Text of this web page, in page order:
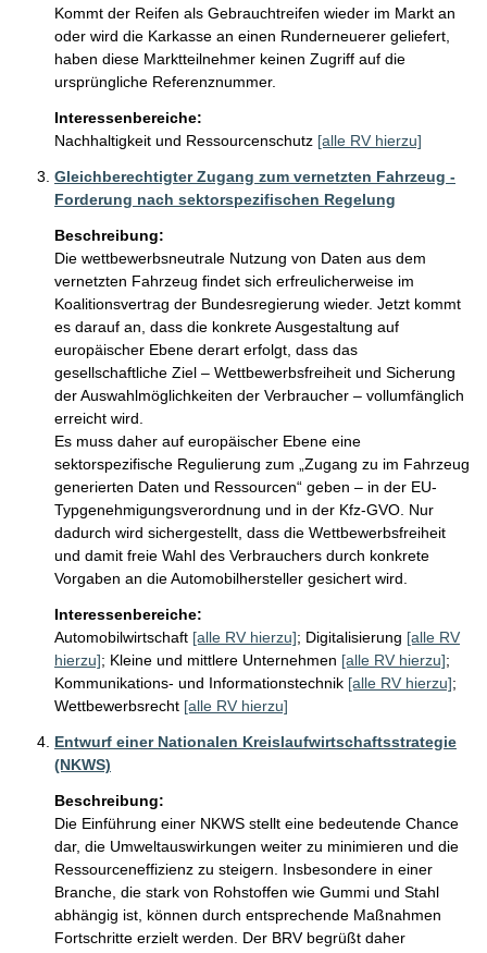
Kommt der Reifen als Gebrauchtreifen wieder im Markt an
oder wird die Karkasse an einen Runderneuerer geliefert,
haben diese Marktteilnehmer keinen Zugriff auf die
ursprüngliche Referenznummer.
Interessenbereiche:
Nachhaltigkeit und Ressourcenschutz [alle RV hierzu]
Gleichberechtigter Zugang zum vernetzten Fahrzeug -
Forderung nach sektorspezifischen Regelung
Beschreibung:
Die wettbewerbsneutrale Nutzung von Daten aus dem
vernetzten Fahrzeug findet sich erfreulicherweise im
Koalitionsvertrag der Bundesregierung wieder. Jetzt kommt
es darauf an, dass die konkrete Ausgestaltung auf
europäischer Ebene derart erfolgt, dass das
gesellschaftliche Ziel – Wettbewerbsfreiheit und Sicherung
der Auswahlmöglichkeiten der Verbraucher – vollumfänglich
erreicht wird.
Es muss daher auf europäischer Ebene eine
sektorspezifische Regulierung zum „Zugang zu im Fahrzeug
generierten Daten und Ressourcen“ geben – in der EU-
Typgenehmigungsverordnung und in der Kfz-GVO. Nur
dadurch wird sichergestellt, dass die Wettbewerbsfreiheit
und damit freie Wahl des Verbrauchers durch konkrete
Vorgaben an die Automobilhersteller gesichert wird.
Interessenbereiche:
Automobilwirtschaft [alle RV hierzu]; Digitalisierung [alle RV
hierzu]; Kleine und mittlere Unternehmen [alle RV hierzu];
Kommunikations- und Informationstechnik [alle RV hierzu];
Wettbewerbsrecht [alle RV hierzu]
Entwurf einer Nationalen Kreislaufwirtschaftsstrategie
(NKWS)
Beschreibung:
Die Einführung einer NKWS stellt eine bedeutende Chance
dar, die Umweltauswirkungen weiter zu minimieren und die
Ressourceneffizienz zu steigern. Insbesondere in einer
Branche, die stark von Rohstoffen wie Gummi und Stahl
abhängig ist, können durch entsprechende Maßnahmen
Fortschritte erzielt werden. Der BRV begrüßt daher